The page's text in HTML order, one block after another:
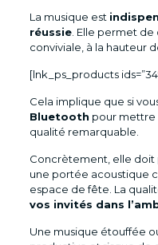
La musique est
réussie. Elle permet
conviviale, à la hauteur
[lnk_ps_products
Cela implique que si
Bluetooth pour mettre
qualité remarquable.
Concrètement, elle doit
une portée acoustique
espace de fête. La
vos invités dans
Une musique étouffée